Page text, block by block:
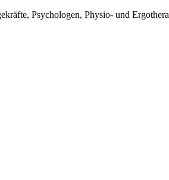
Psychologen, Physio- und